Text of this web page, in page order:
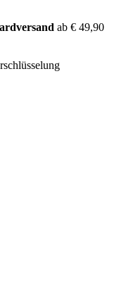
ab € 49,90